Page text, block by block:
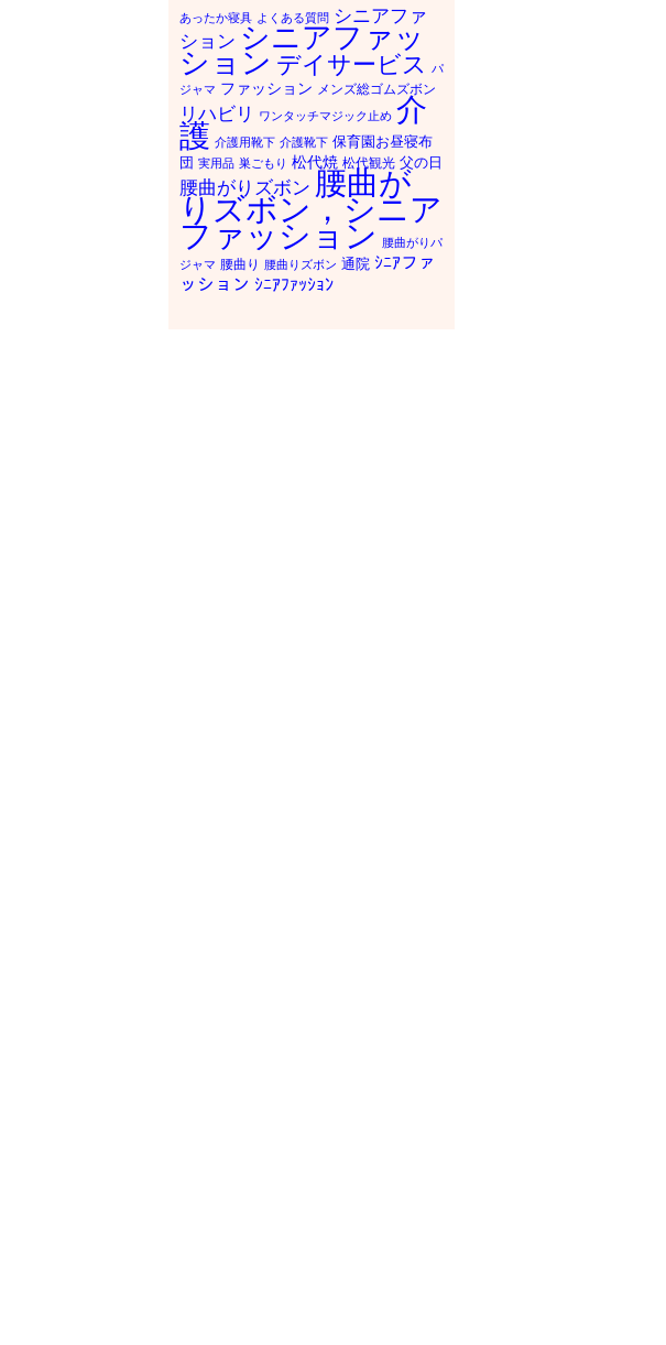
あったか寝具 よくある質問 シニアファ
ション シニアファッ
ション デイサービス
パ
ジャマ ファッション メンズ総ゴムズボン
リハビリ ワンタッチマジック止め 介
護 介護用靴下 介護靴下 保育園お昼寝布
団 実用品 巣ごもり 松代焼 松代観光 父の日
腰曲がりズボン 腰曲が
りズボン，シニア
ファッション
腰曲がりパ
ジャマ 腰曲り 腰曲りズボン 通院 ｼﾆｱファ
ッション ｼﾆｱﾌｧｯｼｮﾝ